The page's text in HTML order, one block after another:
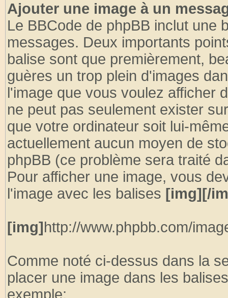
Ajouter une image à un
Le BBCode de phpBB inclut une
messages. Deux importants
balise sont que premièrement,
guères un trop plein d'images
l'image que vous voulez afficher
ne peut pas seulement exister
que votre ordinateur soit lui-
actuellement aucun moyen de
phpBB (ce problème sera traité
Pour afficher une image, vous
l'image avec les balises [img][/
[img]http://www.phpbb.com/
Comme noté ci-dessus dans la
placer une image dans les
exemple: